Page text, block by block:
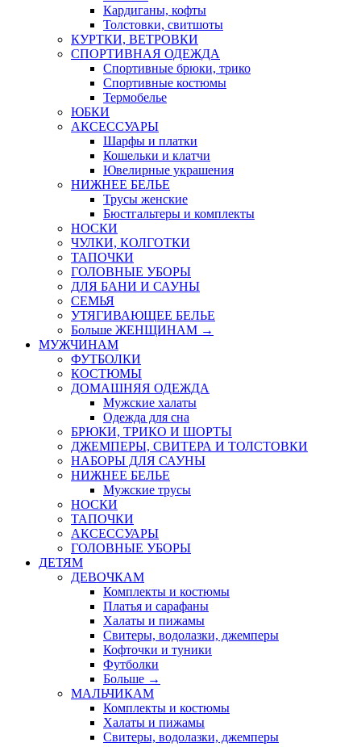
Кардиганы, кофты
Толстовки, свитшоты
КУРТКИ, ВЕТРОВКИ
СПОРТИВНАЯ ОДЕЖДА
Спортивные брюки, трико
Спортивные костюмы
Термобелье
ЮБКИ
AКСЕССУАРЫ
Шарфы и платки
Кошельки и клатчи
Ювелирные украшения
НИЖНЕЕ БЕЛЬЕ
Трусы женские
Бюстгальтеры и комплекты
НОСКИ
ЧУЛКИ, КОЛГОТКИ
ТАПОЧКИ
ГОЛОВНЫЕ УБОРЫ
ДЛЯ БАНИ И САУНЫ
СЕМЬЯ
УТЯГИВАЮЩЕЕ БЕЛЬЕ
Больше ЖЕНЩИНАМ →
МУЖЧИНАМ
ФУТБОЛКИ
КОСТЮМЫ
ДОМАШНЯЯ ОДЕЖДА
Мужские халаты
Одежда для сна
БРЮКИ, ТРИКО И ШОРТЫ
ДЖЕМПЕРЫ, СВИТЕРА И ТОЛСТОВКИ
НАБОРЫ ДЛЯ САУНЫ
НИЖНЕЕ БЕЛЬЕ
Мужские трусы
НОСКИ
ТАПОЧКИ
АКСЕССУАРЫ
ГОЛОВНЫЕ УБОРЫ
ДЕТЯМ
ДЕВОЧКАМ
Комплекты и костюмы
Платья и сарафаны
Халаты и пижамы
Свитеры, водолазки, джемперы
Кофточки и туники
Футболки
Больше →
МАЛЬЧИКАМ
Комплекты и костюмы
Халаты и пижамы
Свитеры, водолазки, джемперы